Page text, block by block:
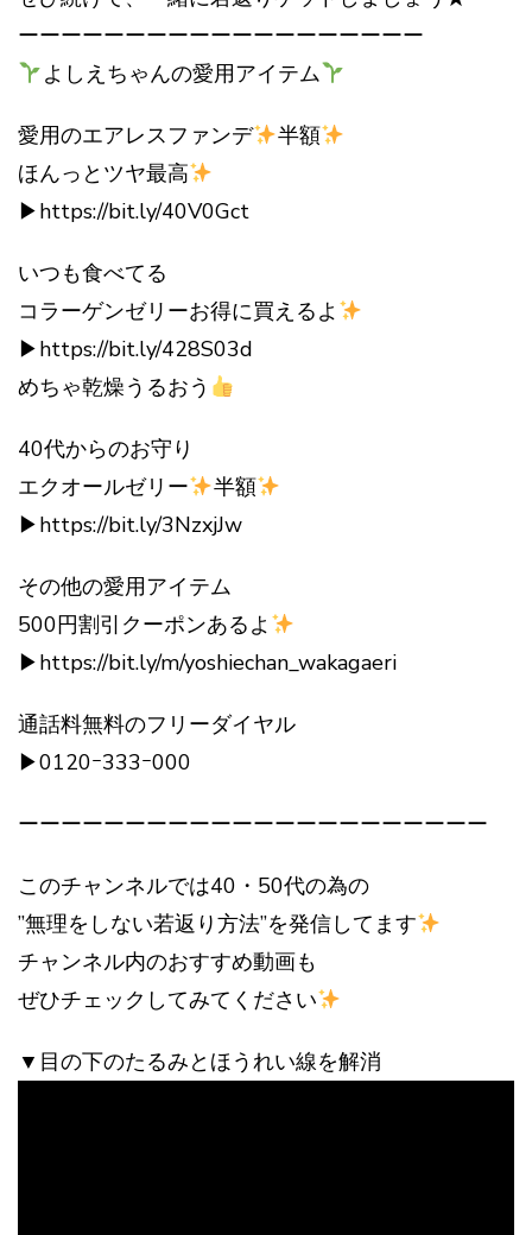
ーーーーーーーーーーーーーーーーーーー
よしえちゃんの愛用アイテム
愛用のエアレスファンデ
半額
ほんっとツヤ最高
▶︎https://bit.ly/40V0Gct
いつも食べてる
コラーゲンゼリーお得に買えるよ
▶︎https://bit.ly/428S03d
めちゃ乾燥うるおう
40代からのお守り
エクオールゼリー
半額
▶︎https://bit.ly/3NzxjJw
その他の愛用アイテム
500円割引クーポンあるよ
▶︎https://bit.ly/m/yoshiechan_wakagaeri
通話料無料のフリーダイヤル
▶︎0120ｰ333ｰ000
ーーーーーーーーーーーーーーーーーーーーーー
このチャンネルでは40・50代の為の
”無理をしない若返り方法”を発信してます
チャンネル内のおすすめ動画も
ぜひチェックしてみてください
▼目の下のたるみとほうれい線を解消